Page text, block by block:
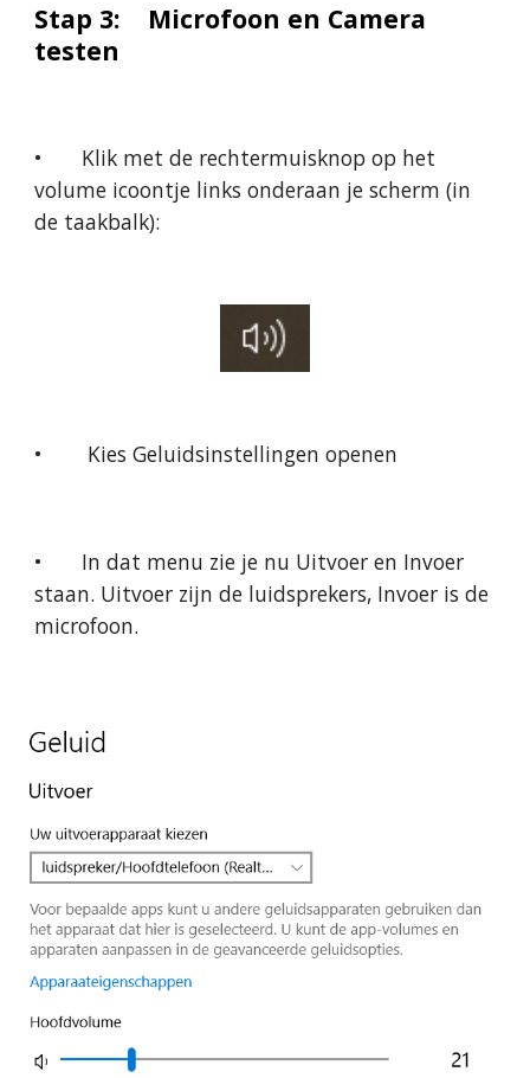
Stap 3:
Microfoon en Camera
testen
•
Klik met de rechtermuisknop op het
volume icoontje links onderaan je scherm (in
de taakbalk):
• Kies Geluidsinstellingen openen
•
In dat menu zie je nu Uitvoer en Invoer
staan. Uitvoer zijn de luidsprekers, Invoer is de
microfoon.